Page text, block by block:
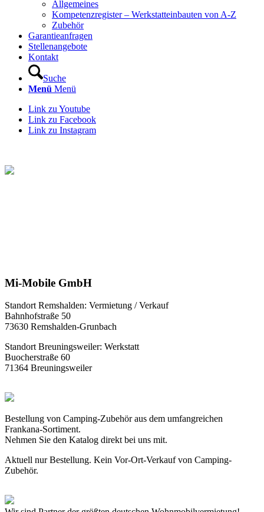
Allgemeines
Kompetenzregister – Werkstatteinbauten von A-Z
Zubehör
Garantieanfragen
Stellenangebote
Kontakt
Suche
Menü Menü
Link zu Youtube
Link zu Facebook
Link zu Instagram
Mi-Mobile GmbH
Standort Remshalden: Vermietung / Verkauf
Bahnhofstraße 50
73630 Remshalden-Grunbach
Standort Breuningsweiler: Werkstatt
Buocherstraße 60
71364 Breuningsweiler
Bestellung von Camping-Zubehör aus dem umfangreichen
Frankana-Sortiment.
Nehmen Sie den Katalog direkt bei uns mit.
Aktuell nur Bestellung. Kein Vor-Ort-Verkauf von Camping-
Zubehör.